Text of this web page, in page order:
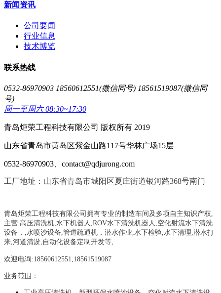
新闻资讯
公司要闻
行业信息
技术博览
联系热线
0532-86970903 18560612551(微信同号) 18561519087(微信同
号)
周一至周六 08:30~17:30
青岛炬荣工程科技有限公司 版权所有 2019
山东省青岛市黄岛区紫金山路117号华林广场15层
0532-86970903、contact@qdjurong.com
工厂地址：山东省青岛市城阳区夏庄街道银河路368号南门
青岛炬荣工程科技有限公司拥有专业的制造车间及多项自主知识产权,
主营:高压清洗机,水下机器人,ROV水下清洗机器人,空化射流水下清洗
设备，
水喷沙设备 ,管道疏通机 ， 潜水作业,水下检验,水下清理,潜水打
来,河道清淤,自动化设备定制开发等,
欢迎电询:18560612551,18561519087
业务范围：